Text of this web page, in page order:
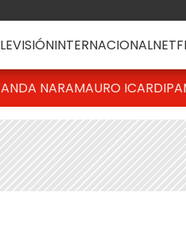
INTERNACIONAL
NARAMAURO ICARDI